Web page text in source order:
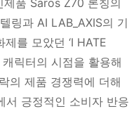
제품 Saros Z70 론칭의
링과 AI LAB_AXIS의 기
를 모았던 ‘I HATE
릭터의 시점을 활용해
의 제품 경쟁력에 더해
서 긍정적인 소비자 반응